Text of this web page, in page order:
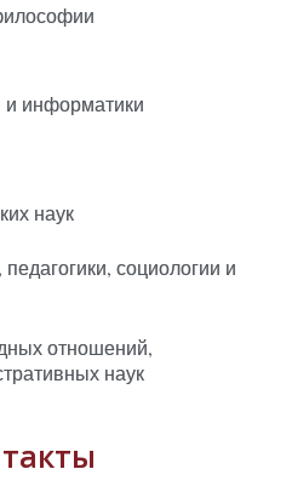
и информатики
наук
социологии и
отношений,
наук